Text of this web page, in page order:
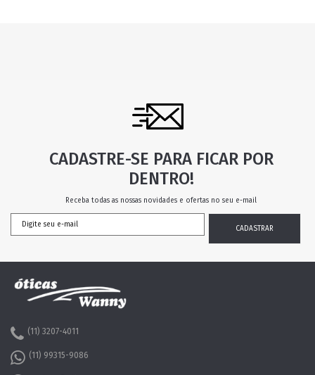
CADASTRE-SE PARA FICAR POR
DENTRO!
Receba todas as nossas novidades e ofertas no seu e-mail
(11) 3207-4011
(11) 99315-9086